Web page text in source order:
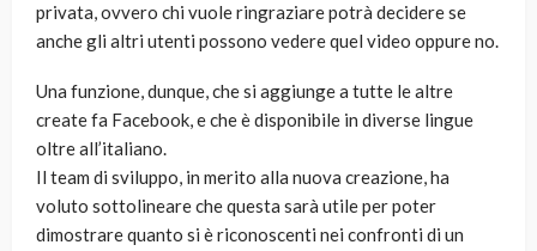
privata, ovvero chi vuole ringraziare potrà decidere se
anche gli altri utenti possono vedere quel video oppure no.
Una funzione, dunque, che si aggiunge a tutte le altre
create fa Facebook, e che è disponibile in diverse lingue
oltre all’italiano.
Il team di sviluppo, in merito alla nuova creazione, ha
voluto sottolineare che questa sarà utile per poter
dimostrare quanto si è riconoscenti nei confronti di un